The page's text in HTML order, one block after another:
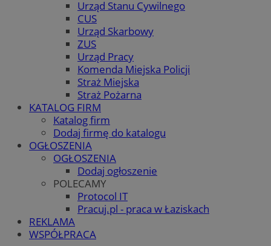
Urząd Stanu Cywilnego
CUS
Urząd Skarbowy
ZUS
Urząd Pracy
Komenda Miejska Policji
Straż Miejska
Straż Pożarna
KATALOG FIRM
Katalog firm
Dodaj firmę do katalogu
OGŁOSZENIA
OGŁOSZENIA
Dodaj ogłoszenie
POLECAMY
Protocol IT
Pracuj.pl - praca w Łaziskach
REKLAMA
WSPÓŁPRACA